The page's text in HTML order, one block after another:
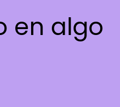
en algo